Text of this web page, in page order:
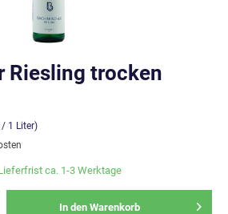
Riesling trocken
/ 1 Liter)
ca. 1-3 Werktage
In den Warenkorb